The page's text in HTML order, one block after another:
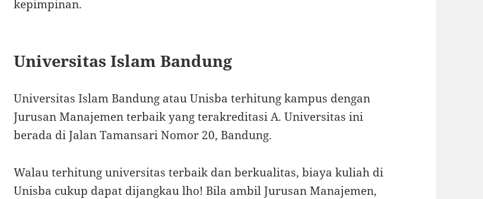
kepimpinan.
Universitas Islam Bandung
Universitas Islam Bandung atau Unisba terhitung kampus dengan
Jurusan Manajemen terbaik yang terakreditasi A. Universitas ini
berada di Jalan Tamansari Nomor 20, Bandung.
Walau terhitung universitas terbaik dan berkualitas, biaya kuliah di
Unisba cukup dapat dijangkau lho! Bila ambil Jurusan Manajemen,